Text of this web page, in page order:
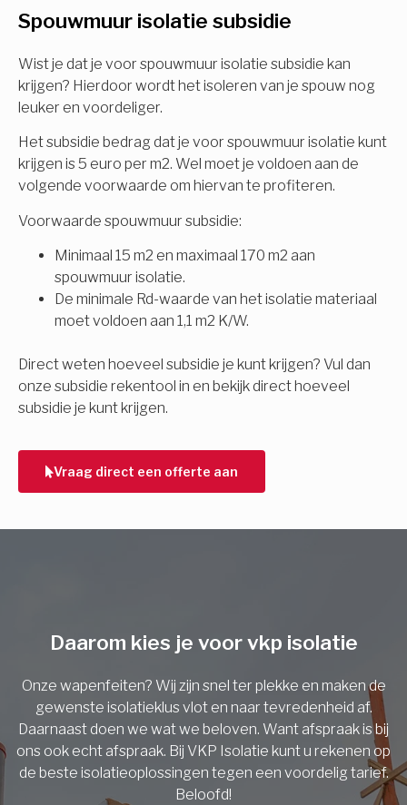
Spouwmuur isolatie subsidie
Wist je dat je voor spouwmuur isolatie subsidie kan
krijgen? Hierdoor wordt het isoleren van je spouw nog
leuker en voordeliger.
Het subsidie bedrag dat je voor spouwmuur isolatie kunt
krijgen is 5 euro per m2. Wel moet je voldoen aan de
volgende voorwaarde om hiervan te profiteren.
Voorwaarde spouwmuur subsidie:
Minimaal 15 m2 en maximaal 170 m2 aan
spouwmuur isolatie.
De minimale Rd-waarde van het isolatie materiaal
moet voldoen aan 1,1 m2 K/W.
Direct weten hoeveel subsidie je kunt krijgen? Vul dan
onze subsidie rekentool in en bekijk direct hoeveel
subsidie je kunt krijgen.
Vraag direct een offerte aan
Isolatiemaatregel
Spouwisolatie
Vloerisolatie
Dakisolatie
Gevelisolatie
Vorige
subsidie!
Vul uw gegevens in en ontvang nu direct uw
berekening per mail.
Voornaam
Achternaam
Vorige
Daarom kies je voor vkp isolatie
Onze wapenfeiten? Wij zijn snel ter plekke en maken de
gewenste isolatieklus vlot en naar tevredenheid af.
Daarnaast doen we wat we beloven. Want afspraak is bij
ons ook echt afspraak. Bij VKP Isolatie kunt u rekenen op
de beste isolatieoplossingen tegen een voordelig tarief.
Beloofd!